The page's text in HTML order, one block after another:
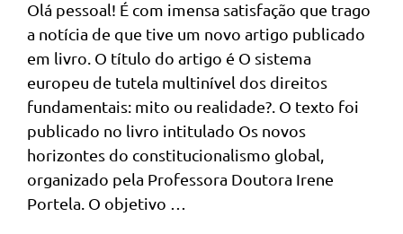
Olá pessoal! É com imensa satisfação que trago
a notícia de que tive um novo artigo publicado
em livro. O título do artigo é O sistema
europeu de tutela multinível dos direitos
fundamentais: mito ou realidade?. O texto foi
publicado no livro intitulado Os novos
horizontes do constitucionalismo global,
organizado pela Professora Doutora Irene
Portela. O objetivo …